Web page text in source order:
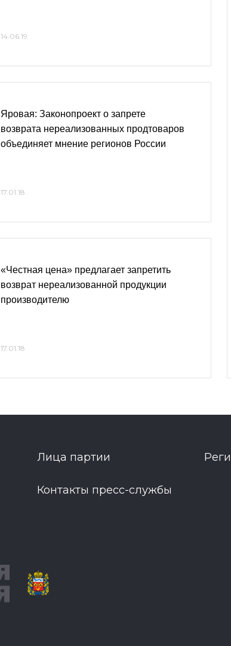
14.06.19
Яровая: Законопроект о запрете
возврата нереализованных продтоваров
объединяет мнение регионов России
17.01.18
«Честная цена» предлагает запретить
возврат нереализованной продукции
производителю
17.01.18
Лица партии
Контакты пресс-службы